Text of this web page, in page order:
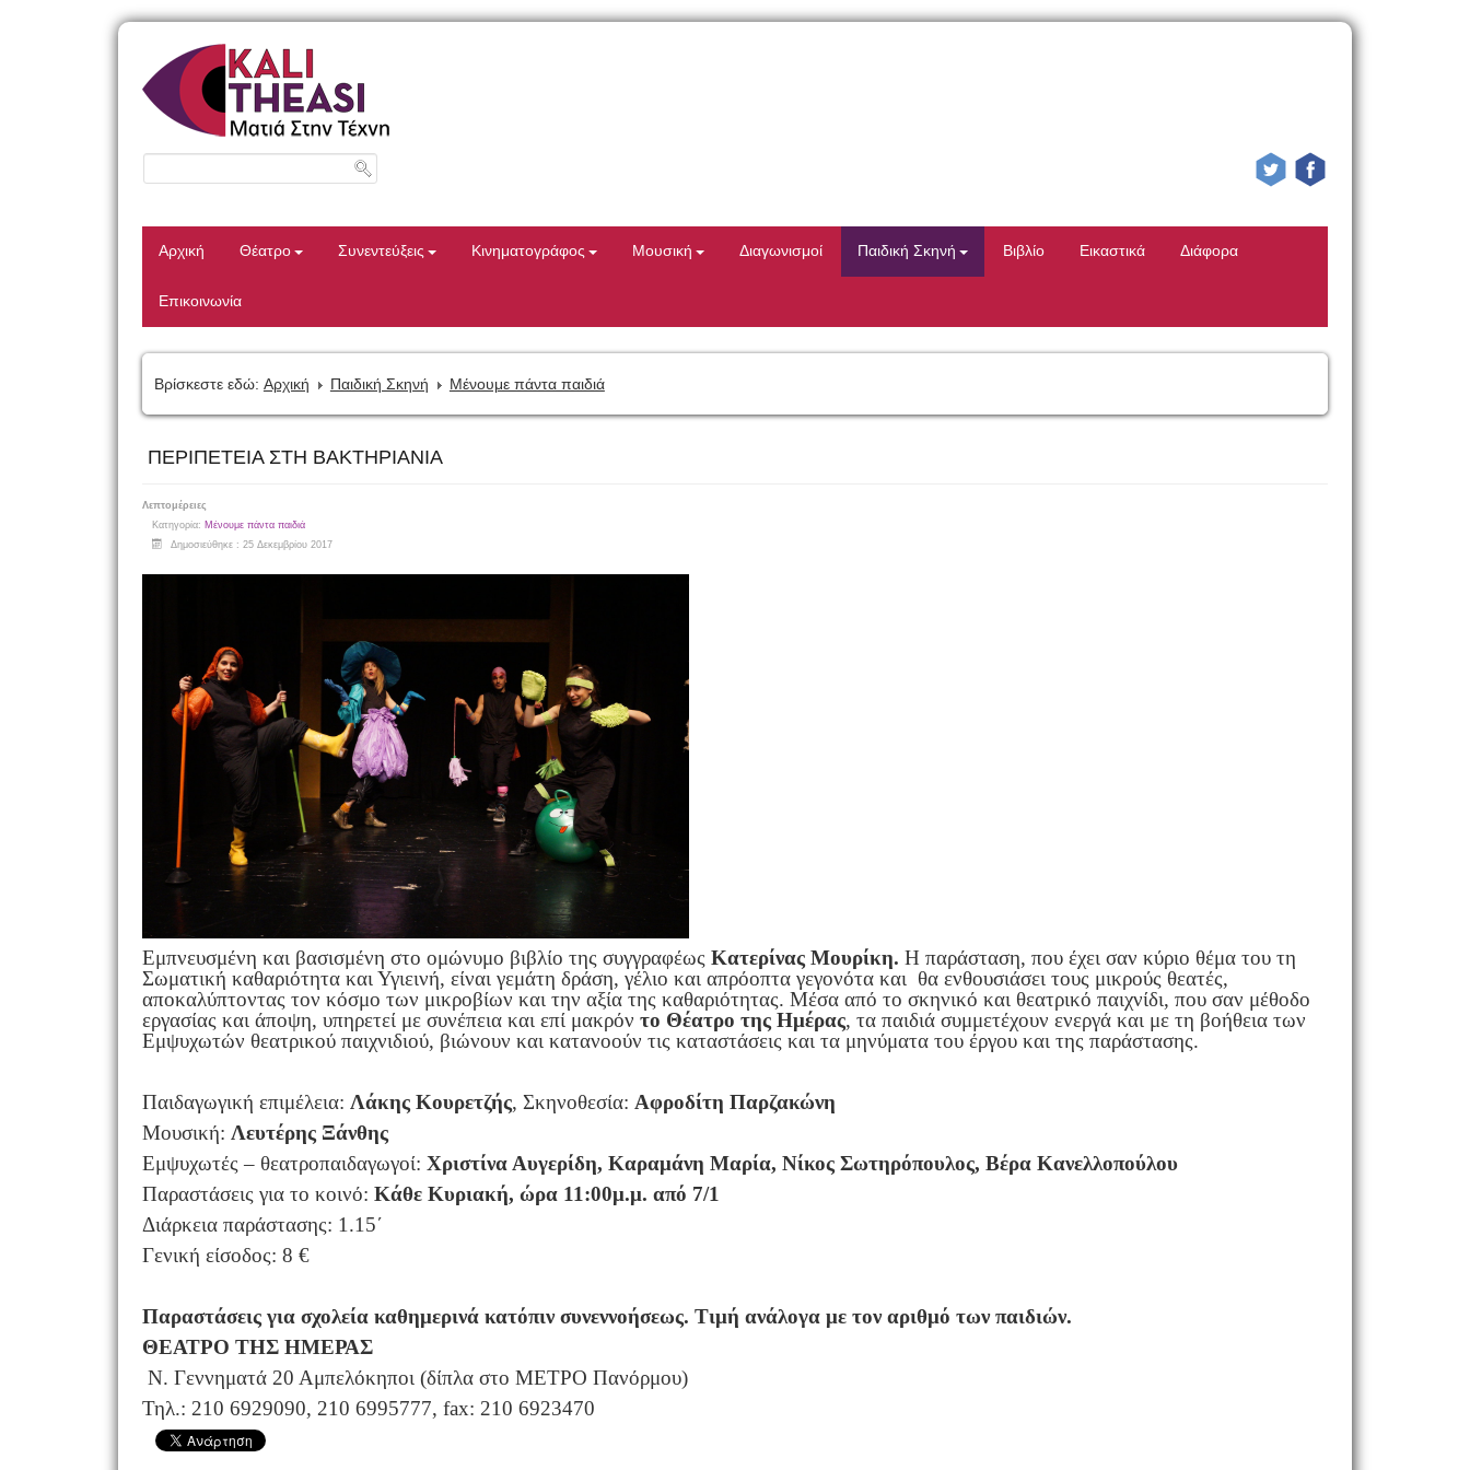
Αρχική Θέατρο Συνεντεύξεις Κινηματογράφος Μουσική Διαγωνισμοί Παιδική Σκηνή Βιβλίο Εικαστικά Διάφορα
Επικοινωνία
Βρίσκεστε εδώ: Αρχική Παιδική Σκηνή Μένουμε πάντα παιδιά
ΠΕΡΙΠΕΤΕΙΑ ΣΤΗ ΒΑΚΤΗΡΙΑΝΙΑ
Λεπτομέρειες
Κατηγορία: Μένουμε πάντα παιδιά
Δημοσιεύθηκε : 25 Δεκεμβρίου 2017
Εμπνευσμένη και βασισμένη στο ομώνυμο βιβλίο της συγγραφέως Κατερίνας Μουρίκη. Η παράσταση, που έχει σαν κύριο θέμα του τη
Σωματική καθαριότητα και Υγιεινή, είναι γεμάτη δράση, γέλιο και απρόοπτα γεγονότα και θα ενθουσιάσει τους μικρούς θεατές,
αποκαλύπτοντας τον κόσμο των μικροβίων και την αξία της καθαριότητας. Μέσα από το σκηνικό και θεατρικό παιχνίδι, που σαν μέθοδο
εργασίας και άποψη, υπηρετεί με συνέπεια και επί μακρόν το Θέατρο της Ημέρας, τα παιδιά συμμετέχουν ενεργά και με τη βοήθεια των
Εμψυχωτών θεατρικού παιχνιδιού, βιώνουν και κατανοούν τις καταστάσεις και τα μηνύματα του έργου και της παράστασης.
Παιδαγωγική επιμέλεια: Λάκης Κουρετζής, Σκηνοθεσία: Αφροδίτη Παρζακώνη
Μουσική: Λευτέρης Ξάνθης
Εμψυχωτές – θεατροπαιδαγωγοί: Χριστίνα Αυγερίδη, Καραμάνη Μαρία, Νίκος Σωτηρόπουλος, Βέρα Κανελλοπούλου
Παραστάσεις για το κοινό: Κάθε Κυριακή, ώρα 11:00μ.μ. από 7/1
Διάρκεια παράστασης: 1.15΄
Γενική είσοδος: 8 €
Παραστάσεις για σχολεία καθημερινά κατόπιν συνεννοήσεως. Τιμή ανάλογα με τον αριθμό των παιδιών.
ΘΕΑΤΡΟ ΤΗΣ ΗΜΕΡΑΣ
Ν. Γεννηματά 20 Αμπελόκηποι (δίπλα στο ΜΕΤΡΟ Πανόρμου)
Τηλ.: 210 6929090, 210 6995777, fax: 210 6923470